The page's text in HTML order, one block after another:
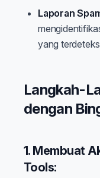
Laporan
yang
Langkah-
dengan
1. Membuat
Tools: